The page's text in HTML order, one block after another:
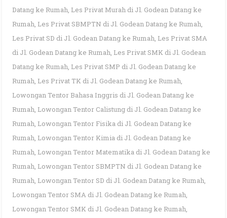
Datang ke Rumah, Les Privat Murah di Jl. Godean Datang ke
Rumah, Les Privat SBMPTN di Jl. Godean Datang ke Rumah,
Les Privat SD di Jl. Godean Datang ke Rumah, Les Privat SMA
di Jl. Godean Datang ke Rumah, Les Privat SMK di Jl. Godean
Datang ke Rumah, Les Privat SMP di Jl. Godean Datang ke
Rumah, Les Privat TK di Jl. Godean Datang ke Rumah,
Lowongan Tentor Bahasa Inggris di Jl. Godean Datang ke
Rumah, Lowongan Tentor Calistung di Jl. Godean Datang ke
Rumah, Lowongan Tentor Fisika di Jl. Godean Datang ke
Rumah, Lowongan Tentor Kimia di Jl. Godean Datang ke
Rumah, Lowongan Tentor Matematika di Jl. Godean Datang ke
Rumah, Lowongan Tentor SBMPTN di Jl. Godean Datang ke
Rumah, Lowongan Tentor SD di Jl. Godean Datang ke Rumah,
Lowongan Tentor SMA di Jl. Godean Datang ke Rumah,
Lowongan Tentor SMK di Jl. Godean Datang ke Rumah,